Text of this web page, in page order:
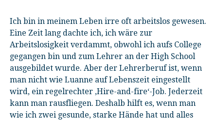
Ich bin in meinem Leben irre oft arbeitslos gewesen.
Eine Zeit lang dachte ich, ich wäre zur
Arbeitslosigkeit verdammt, obwohl ich aufs College
gegangen bin und zum Lehrer an der High School
ausgebildet wurde. Aber der Lehrerberuf ist, wenn
man nicht wie Luanne auf Lebenszeit eingestellt
wird, ein regelrechter ‚Hire-and-fire‘-Job. Jederzeit
kann man rausfliegen. Deshalb hilft es, wenn man
wie ich zwei gesunde, starke Hände hat und alles